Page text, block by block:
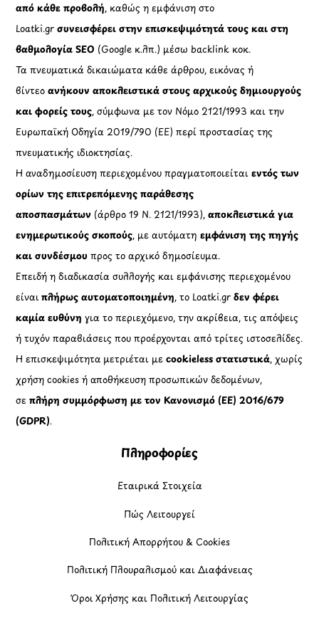
από κάθε προβολή, καθώς η εμφάνιση στο
Loatki.gr συνεισφέρει στην επισκεψιμότητά τους και στη
βαθμολογία SEO (Google κ.λπ.) μέσω backlink κοκ.
Τα πνευματικά δικαιώματα κάθε άρθρου, εικόνας ή
βίντεοανήκουν αποκλειστικά στους αρχικούς δημιουργούς
και φορείς τους, σύμφωνα με τον Νόμο 2121/1993 και την
Ευρωπαϊκή Οδηγία 2019/790 (ΕΕ) περί προστασίας της
πνευματικής ιδιοκτησίας.
Η αναδημοσίευση περιεχομένου πραγματοποιείταιεντός των
ορίων της επιτρεπόμενης παράθεσης
αποσπασμάτων (άρθρο 19 Ν. 2121/1993), αποκλειστικά για
ενημερωτικούς σκοπούς, με αυτόματηεμφάνιση της πηγής
και συνδέσμου προς το αρχικό δημοσίευμα.
Επειδή η διαδικασία συλλογής και εμφάνισης περιεχομένου
είναιπλήρως αυτοματοποιημένη, το Loatki.grδεν φέρει
καμία ευθύνη για το περιεχόμενο, την ακρίβεια, τις απόψεις
ή τυχόν παραβιάσεις που προέρχονται από τρίτες ιστοσελίδες.
Η επισκεψιμότητα μετριέται μεcookieless στατιστικά, χωρίς
χρήση cookies ή αποθήκευση προσωπικών δεδομένων,
σεπλήρη συμμόρφωση με τον Κανονισμό (ΕΕ) 2016/679
(GDPR).
Πληροφορίες
Εταιρικά Στοιχεία
Πώς Λειτουργεί
Πολιτική Απορρήτου & Cookies
Πολιτική Πλουραλισμού και Διαφάνειας
Όροι Χρήσης και Πολιτική Λειτουργίας